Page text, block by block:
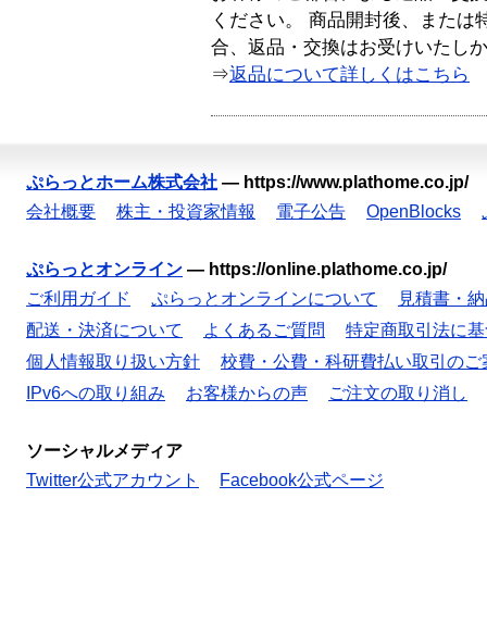
ください。 商品開封後、または
合、返品・交換はお受けいたし
⇒返品について詳しくはこちら
ぷらっとホーム株式会社 — https://www.plathome.co.jp/
会社概要
株主・投資家情報 電子公告 OpenBlocks
ぷらっとオンライン — https://online.plathome.co.jp/
ご利用ガイド
ぷらっとオンラインについて
見積書・
配送・決済について
よくあるご質問
特定商取引法に
個人情報取り扱い方針
校費・公費・科研費払い取引のご
IPv6への取り組み
お客様からの声 ご注文の取り消し
ソーシャルメディア
Twitter公式アカウント
Facebook公式ページ